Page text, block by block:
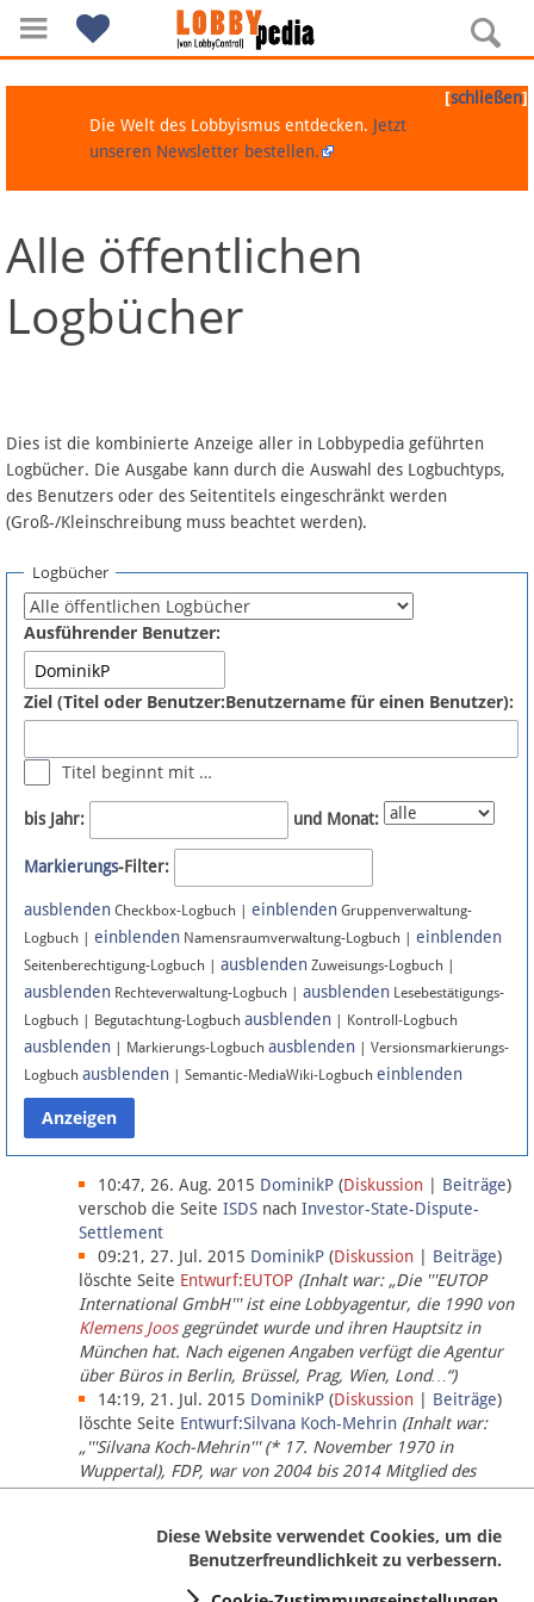
Navigation
Über Lobbypedia
Artikel nach Kategorien
FAQ
Fördermitglied werden
Fehler melden
Newsletter
Bluesky
Facebook
Instagram
Anmelden
Datenschutz
Über Lobbypedia
Impressum
[schließen]
Die Welt des Lobbyismus entdecken. Jetzt
unseren Newsletter bestellen.
Alle öffentlichen
Logbücher
Dies ist die kombinierte Anzeige aller in Lobbypedia geführten
Logbücher. Die Ausgabe kann durch die Auswahl des Logbuchtyps,
des Benutzers oder des Seitentitels eingeschränkt werden
(Groß-/Kleinschreibung muss beachtet werden).
Logbücher
Ausführender Benutzer:
Ziel (Titel oder Benutzer:Benutzername für einen Benutzer):
Titel beginnt mit …
bis Jahr: und Monat:
Markierungs-Filter:
ausblenden Checkbox-Logbuch | einblenden Gruppenverwaltung-
Logbuch | einblenden Namensraumverwaltung-Logbuch | einblenden
Seitenberechtigung-Logbuch | ausblenden Zuweisungs-Logbuch |
ausblenden Rechteverwaltung-Logbuch | ausblenden Lesebestätigungs-
Logbuch | Begutachtung-Logbuch ausblenden | Kontroll-Logbuch
ausblenden | Markierungs-Logbuch ausblenden | Versionsmarkierungs-
Logbuch ausblenden | Semantic-MediaWiki-Logbuch einblenden
10:47, 26. Aug. 2015 DominikP (Diskussion Beiträge)
verschob die Seite ISDS nach Investor-State-Dispute-
Settlement
09:21, 27. Jul. 2015 DominikP (Diskussion Beiträge)
löschte Seite Entwurf:EUTOP (Inhalt war: „Die '''EUTOP
International GmbH''' ist eine Lobbyagentur, die 1990 von
Klemens Joosgegründet wurde und ihren Hauptsitz in
München hat. Nach eigenen Angaben verfügt die Agentur
über Büros in Berlin, Brüssel, Prag, Wien, Lond…“)
14:19, 21. Jul. 2015 DominikP (Diskussion Beiträge)
löschte Seite Entwurf:Silvana Koch-Mehrin (Inhalt war:
„'''Silvana Koch-Mehrin''' (* 17. November 1970 in
Wuppertal), FDP, war von 2004 bis 2014 Mitglied des
Europäischen Parlaments, seit November 2014 ist sie für
Diese Website verwendet Cookies, um die
Benutzerfreundlichkeit zu verbessern.